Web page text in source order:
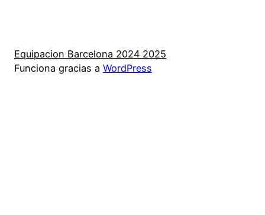
Equipacion Barcelona 2024 2025
Funciona gracias a WordPress